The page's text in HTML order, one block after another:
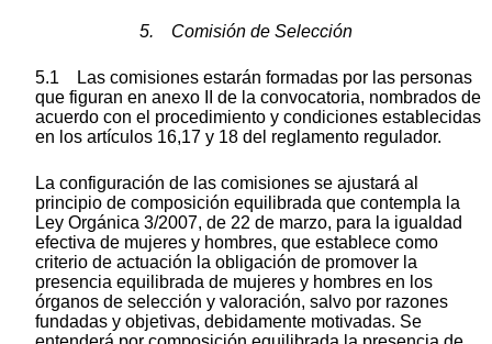
5. Comisión de Selección
5.1 Las comisiones estarán formadas por las personas
que figuran en anexo II de la convocatoria, nombrados de
acuerdo con el procedimiento y condiciones establecidas
en los artículos 16,17 y 18 del reglamento regulador.
La configuración de las comisiones se ajustará al
principio de composición equilibrada que contempla la
Ley Orgánica 3/2007, de 22 de marzo, para la igualdad
efectiva de mujeres y hombres, que establece como
criterio de actuación la obligación de promover la
presencia equilibrada de mujeres y hombres en los
órganos de selección y valoración, salvo por razones
fundadas y objetivas, debidamente motivadas. Se